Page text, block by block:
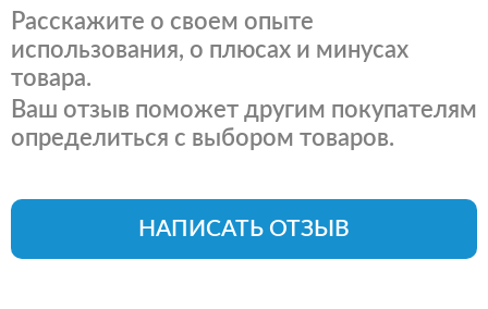
Расскажите о своем опыте
использования, о плюсах и минусах
товара.
Ваш отзыв поможет другим покупателям
определиться с выбором товаров.
НАПИСАТЬ ОТЗЫВ